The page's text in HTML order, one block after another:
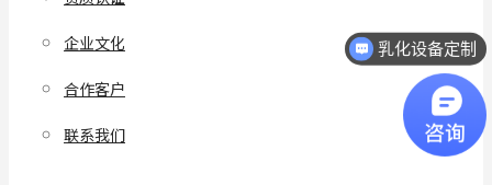
企业文化
合作客户
联系我们
乳化设备定制